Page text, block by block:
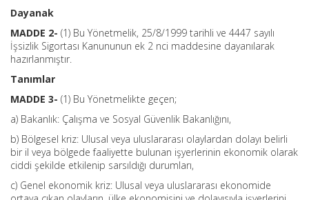
Dayanak
MADDE 2- (1) Bu Yönetmelik, 25/8/1999 tarihli ve 4447 sayılı
İşsizlik Sigortası Kanununun ek 2 nci maddesine dayanılarak
hazırlanmıştır.
Tanımlar
MADDE 3- (1) Bu Yönetmelikte geçen;
a) Bakanlık: Çalışma ve Sosyal Güvenlik Bakanlığını,
b) Bölgesel kriz: Ulusal veya uluslararası olaylardan dolayı belirli
bir il veya bölgede faaliyette bulunan işyerlerinin ekonomik olarak
ciddi şekilde etkilenip sarsıldığı durumları,
c) Genel ekonomik kriz: Ulusal veya uluslararası ekonomide